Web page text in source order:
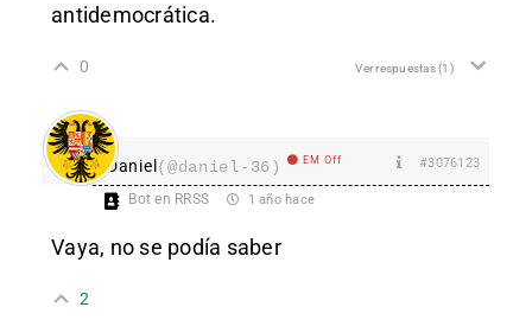
antidemocrática.
0 Ver respuestas(1)
Daniel(@daniel-36) EM Off #3076123
Bot en RRSS 1 año hace
Vaya, no se podía saber
2